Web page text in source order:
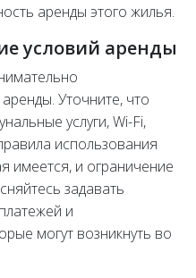
аренды этого жилья.
условий аренды
Уточните, что
услуги, Wi-Fi,
использования
имеется, и ограничение
задавать
и
могут возникнуть во